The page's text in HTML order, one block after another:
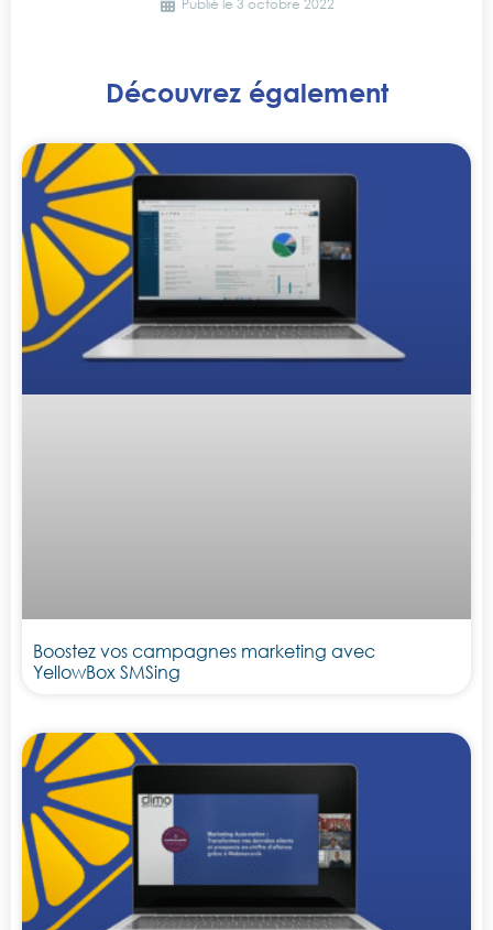
Publié le 3 octobre 2022
Découvrez également
Boostez vos campagnes marketing avec
YellowBox SMSing